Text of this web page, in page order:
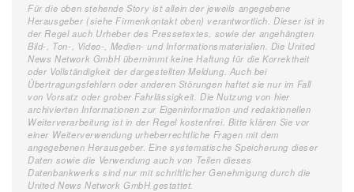
Für die oben stehende Story ist allein der jeweils angegebene
Herausgeber (siehe Firmenkontakt oben) verantwortlich. Dieser ist in
der Regel auch Urheber des Pressetextes, sowie der angehängten
Bild-, Ton-, Video-, Medien- und Informationsmaterialien. Die United
News Network GmbH übernimmt keine Haftung für die Korrektheit
oder Vollständigkeit der dargestellten Meldung. Auch bei
Übertragungsfehlern oder anderen Störungen haftet sie nur im Fall
von Vorsatz oder grober Fahrlässigkeit. Die Nutzung von hier
archivierten Informationen zur Eigeninformation und redaktionellen
Weiterverarbeitung ist in der Regel kostenfrei. Bitte klären Sie vor
einer Weiterverwendung urheberrechtliche Fragen mit dem
angegebenen Herausgeber. Eine systematische Speicherung dieser
Daten sowie die Verwendung auch von Teilen dieses
Datenbankwerks sind nur mit schriftlicher Genehmigung durch die
United News Network GmbH gestattet.